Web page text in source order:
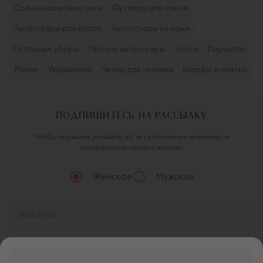
Солнцезащитные очки Футляры для очков
Аксессуары для волос Аксессуары из кожи
Головные уборы Прочие аксессуары Зонты Перчатки
Ремни Украшения Чехлы для техники Шарфы и платки
ПОДПИШИТЕСЬ НА РАССЫЛКУ
Чтобы первыми узнавать об эксклюзивных новинках и
специальных предложениях
Женское Мужское